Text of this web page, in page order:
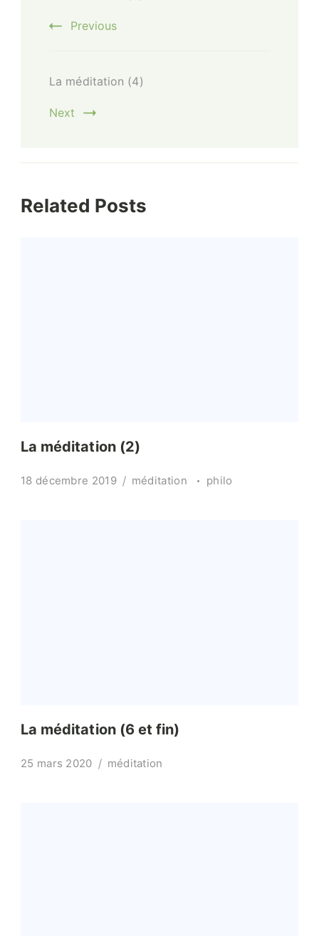
Navigation
Previous
La méditation (4)
Next
Related Posts
La méditation (2)
18 décembre 2019 méditation philo
La méditation (6 et fin)
25 mars 2020 méditation